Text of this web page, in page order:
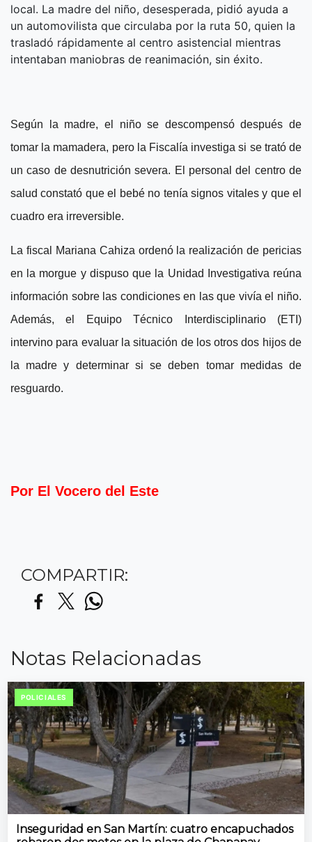
local. La madre del niño, desesperada, pidió ayuda a
un automovilista que circulaba por la ruta 50, quien la
trasladó rápidamente al centro asistencial mientras
intentaban maniobras de reanimación, sin éxito.
Según la madre, el niño se descompensó después de
tomar la mamadera, pero la Fiscalía investiga si se trató de
un caso de desnutrición severa. El personal del centro de
salud constató que el bebé no tenía signos vitales y que el
cuadro era irreversible.
La fiscal Mariana Cahiza ordenó la realización de pericias
en la morgue y dispuso que la Unidad Investigativa reúna
información sobre las condiciones en las que vivía el niño.
Además, el Equipo Técnico Interdisciplinario (ETI)
intervino para evaluar la situación de los otros dos hijos de
la madre y determinar si se deben tomar medidas de
resguardo.
Por El Vocero del Este
COMPARTIR:
Notas Relacionadas
POLICIALES
Inseguridad en San Martín: cuatro encapuchados